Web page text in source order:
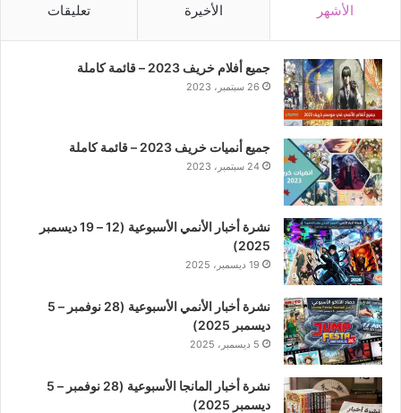
الأشهر الأخيرة تعليقات
جميع أفلام خريف 2023 – قائمة كاملة
26 سبتمبر، 2023
جميع أنميات خريف 2023 – قائمة كاملة
24 سبتمبر، 2023
نشرة أخبار الأنمي الأسبوعية (12 – 19 ديسمبر
2025)
19 ديسمبر، 2025
نشرة أخبار الأنمي الأسبوعية (28 نوفمبر – 5
ديسمبر 2025)
5 ديسمبر، 2025
نشرة أخبار المانجا الأسبوعية (28 نوفمبر – 5
ديسمبر 2025)